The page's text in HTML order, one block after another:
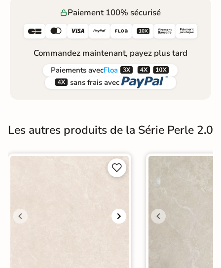
Paiement 100% sécurisé
     
Commandez maintenant, payez plus tard
Paiements avecFloa  
 sans frais avec 
Les autres produits de la Série Perle 2.0

